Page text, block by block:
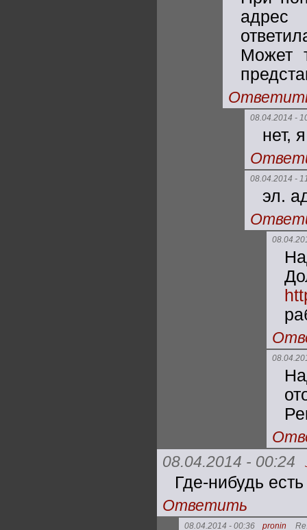
адрес
Может
08.04.2014 -
нет,
08.04.2014 -
эл.
08.04.2014 - 00:24
Где-нибудь
Ответить
08.04.2014 - 00:36 pronin